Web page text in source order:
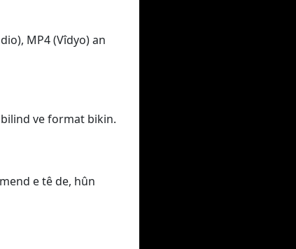
MP4 (Vîdyo) an
ve format bikin.
e tê de, hûn